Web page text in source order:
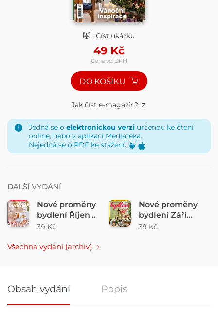
Číst ukázku
49 Kč
Cena vč. DPH
DO KOŠÍKU
Jak číst e-magazín?
Jedná se o elektronickou verzi určenou ke čtení
online, nebo v aplikaci Mediatéka.
Nejedná se o PDF ke stažení.
DALŠÍ VYDÁNÍ
Nové proměny
bydlení Říjen
2024
39 Kč
Nové proměny
bydlení Září
2024
39 Kč
Všechna vydání (archiv)
Obsah vydání Popis